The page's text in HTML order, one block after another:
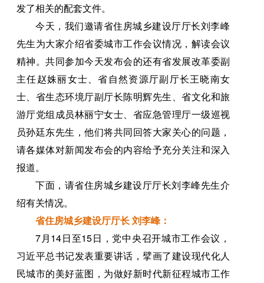
发了相关的配套文件。
今天，我们邀请省住房城乡建设厅厅长刘李峰
先生为大家介绍省委城市工作会议情况，解读会议
精神。共同参加今天发布会的还有省发展改革委副
主任赵姝丽女士、省自然资源厅副厅长王晓南女
士、省生态环境厅副厅长陈明辉先生、省文化和旅
游厅党组成员林丽宁女士、省应急管理厅一级巡视
员孙廷东先生，他们将共同回答大家关心的问题，
请各媒体对新闻发布会的内容给予充分关注和深入
报道。
下面，请省住房城乡建设厅厅长刘李峰先生介
绍有关情况。
省住房城乡建设厅厅长 刘李峰：
7月14日至15日，党中央召开城市工作会议，
习近平总书记发表重要讲话，擘画了建设现代化人
民城市的美好蓝图，为做好新时代新征程城市工作